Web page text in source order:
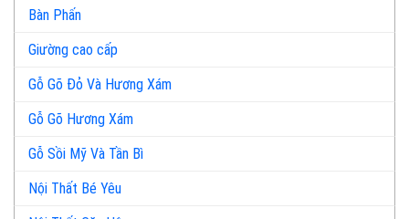
Bàn Phấn
Giường cao cấp
Gỗ Gõ Đỏ Và Hương Xám
Gỗ Gõ Hương Xám
Gỗ Sồi Mỹ Và Tần Bì
Nội Thất Bé Yêu